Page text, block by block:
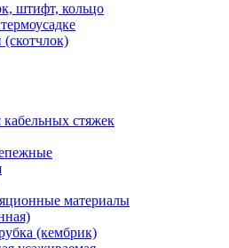
штифт, кольцо
стяжек
материалы
(кембрик)